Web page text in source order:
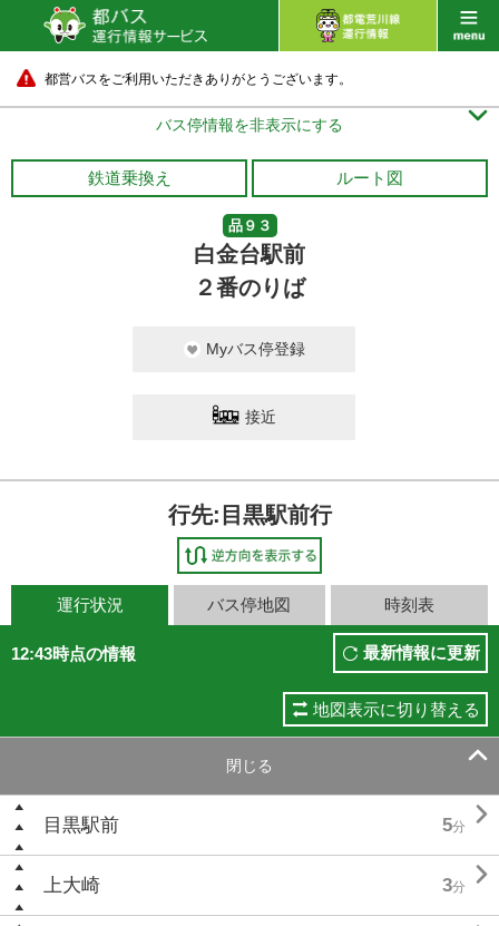
都営バスをご利用いただきありがとうございます。
バス停情報を非表示にする 
鉄道乗換え ルート図
品９３
白金台駅前
２番のりば
Myバス停登録
接近
行先:目黒駅前行
運行状況 バス停地図 時刻表
12:43時点の情報 最新情報に更新
地図表示に切り替える
閉じる 
目黒駅前 5分 
上大崎 3分 